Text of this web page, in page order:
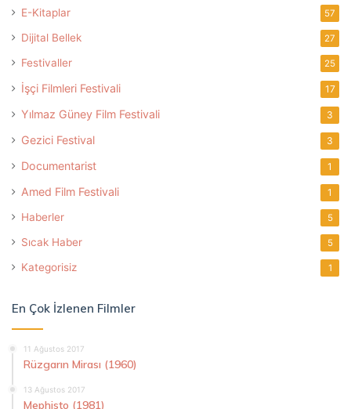
E-Kitaplar 57
Dijital Bellek 27
Festivaller 25
İşçi Filmleri Festivali 17
Yılmaz Güney Film Festivali 3
Gezici Festival 3
Documentarist 1
Amed Film Festivali 1
Haberler 5
Sıcak Haber 5
Kategorisiz 1
En Çok İzlenen Filmler
11 Ağustos 2017
Rüzgarın Mirası (1960)
13 Ağustos 2017
Mephisto (1981)